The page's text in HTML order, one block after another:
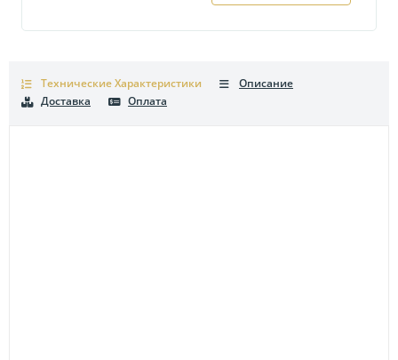
Технические Характеристики
Описание
Доставка
Оплата